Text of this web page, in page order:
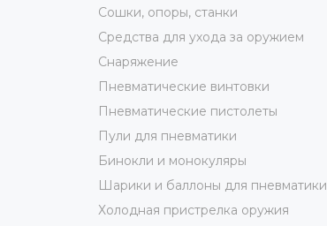
Сошки, опоры, станки
Средства для ухода за оружием
Снаряжение
Пневматические винтовки
Пневматические пистолеты
Пули для пневматики
Бинокли и монокуляры
Шарики и баллоны для пневматики
Холодная пристрелка оружия